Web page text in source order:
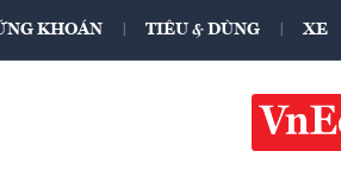
KHOÁN TIÊU & DÙNG XE